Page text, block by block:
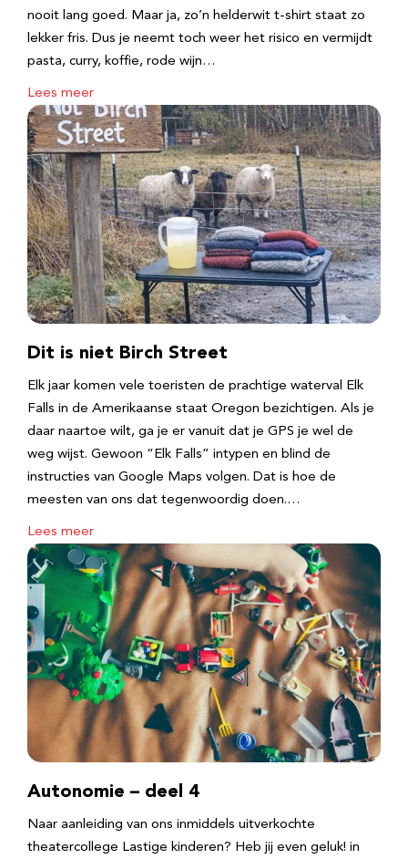
nooit lang goed. Maar ja, zo’n helderwit t-shirt staat zo
lekker fris. Dus je neemt toch weer het risico en vermijdt
pasta, curry, koffie, rode wijn…
Lees meer
Dit is niet Birch Street
Elk jaar komen vele toeristen de prachtige waterval Elk
Falls in de Amerikaanse staat Oregon bezichtigen. Als je
daar naartoe wilt, ga je er vanuit dat je GPS je wel de
weg wijst. Gewoon “Elk Falls” intypen en blind de
instructies van Google Maps volgen. Dat is hoe de
meesten van ons dat tegenwoordig doen.…
Lees meer
Autonomie – deel 4
Naar aanleiding van ons inmiddels uitverkochte
theatercollege Lastige kinderen? Heb jij even geluk! in